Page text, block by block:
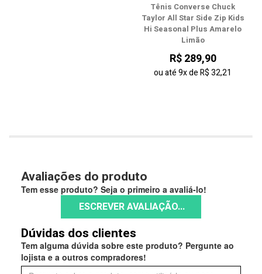
Tênis Converse Chuck
Taylor All Star Side Zip Kids
Hi Seasonal Plus Amarelo
Limão
R$ 289,90
ou até9xdeR$ 32,21
Avaliações do produto
Tem esse produto? Seja o primeiro a avaliá-lo!
ESCREVER AVALIAÇÃO...
Dúvidas dos clientes
Tem alguma dúvida sobre este produto? Pergunte ao
lojista e a outros compradores!